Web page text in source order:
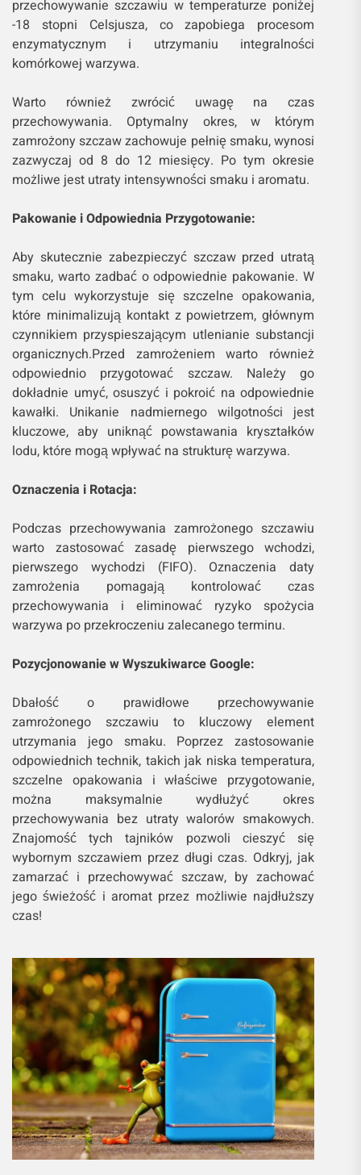
przechowywanie szczawiu w temperaturze poniżej
-18 stopni Celsjusza, co zapobiega procesom
enzymatycznym i utrzymaniu integralności
komórkowej warzywa.
Warto również zwrócić uwagę na czas
przechowywania. Optymalny okres, w którym
zamrożony szczaw zachowuje pełnię smaku, wynosi
zazwyczaj od 8 do 12 miesięcy. Po tym okresie
możliwe jest utraty intensywności smaku i aromatu.
Pakowanie i Odpowiednia Przygotowanie:
Aby skutecznie zabezpieczyć szczaw przed utratą
smaku, warto zadbać o odpowiednie pakowanie. W
tym celu wykorzystuje się szczelne opakowania,
które minimalizują kontakt z powietrzem, głównym
czynnikiem przyspieszającym utlenianie substancji
organicznych.Przed zamrożeniem warto również
odpowiednio przygotować szczaw. Należy go
dokładnie umyć, osuszyć i pokroić na odpowiednie
kawałki. Unikanie nadmiernego wilgotności jest
kluczowe, aby uniknąć powstawania kryształków
lodu, które mogą wpływać na strukturę warzywa.
Oznaczenia i Rotacja:
Podczas przechowywania zamrożonego szczawiu
warto zastosować zasadę pierwszego wchodzi,
pierwszego wychodzi (FIFO). Oznaczenia daty
zamrożenia pomagają kontrolować czas
przechowywania i eliminować ryzyko spożycia
warzywa po przekroczeniu zalecanego terminu.
Pozycjonowanie w Wyszukiwarce Google:
Dbałość o prawidłowe przechowywanie
zamrożonego szczawiu to kluczowy element
utrzymania jego smaku. Poprzez zastosowanie
odpowiednich technik, takich jak niska temperatura,
szczelne opakowania i właściwe przygotowanie,
można maksymalnie wydłużyć okres
przechowywania bez utraty walorów smakowych.
Znajomość tych tajników pozwoli cieszyć się
wybornym szczawiem przez długi czas. Odkryj, jak
zamarzać i przechowywać szczaw, by zachować
jego świeżość i aromat przez możliwie najdłuższy
czas!